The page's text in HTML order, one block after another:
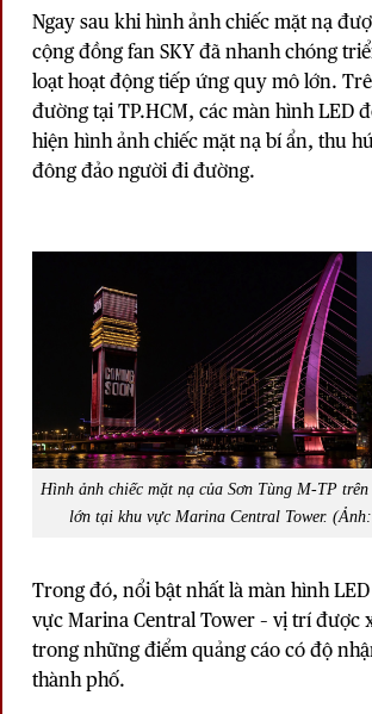
Ngay sau khi hình ảnh chiếc mặt nạ
cộng đồng fan SKY đã nhanh chóng
loạt hoạt động tiếp ứng quy mô lớn.
đường tại TP.HCM, các màn hình LED
hiện hình ảnh chiếc mặt nạ bí ẩn, thu
đông đảo người đi đường.
Hình ảnh chiếc mặt nạ của Sơn Tùng M-TP
lớn tại khu vực Marina Central Tower.
Trong đó, nổi bật nhất là màn hình
vực Marina Central Tower – vị trí được
trong những điểm quảng cáo có độ
thành phố.